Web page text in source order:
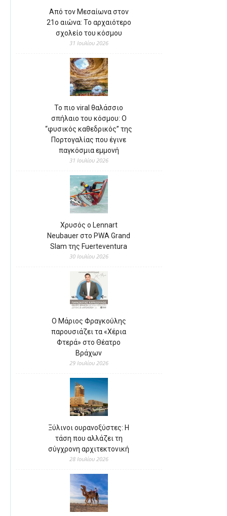
Από τον Μεσαίωνα στον
21ο αιώνα: Το αρχαιότερο
σχολείο του κόσμου
31 Ιουλίου 2026
Το πιο viral θαλάσσιο
σπήλαιο του κόσμου: Ο
“φυσικός καθεδρικός” της
Πορτογαλίας που έγινε
παγκόσμια εμμονή
31 Ιουλίου 2026
Χρυσός ο Lennart
Neubauer στο PWA Grand
Slam της Fuerteventura
30 Ιουλίου 2026
Ο Μάριος Φραγκούλης
παρουσιάζει τα «Χέρια
Φτερά» στο Θέατρο
Βράχων
29 Ιουλίου 2026
Ξύλινοι ουρανοξύστες: Η
τάση που αλλάζει τη
σύγχρονη αρχιτεκτονική
28 Ιουλίου 2026